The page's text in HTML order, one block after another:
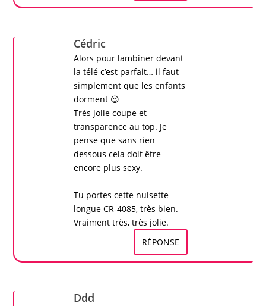
Cédric
Alors pour lambiner devant
la télé c’est parfait… il faut
simplement que les enfants
dorment 😉
Très jolie coupe et
transparence au top. Je
pense que sans rien
dessous cela doit être
encore plus sexy.
Tu portes cette nuisette
longue CR-4085, très bien.
Vraiment très, très jolie.
RÉPONSE
Ddd